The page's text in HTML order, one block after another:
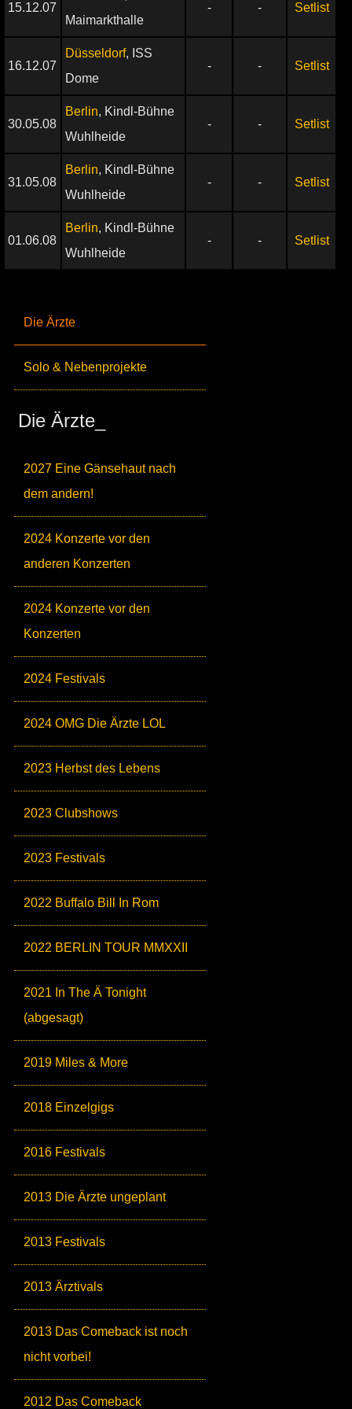
Die Ärzte
Solo & Nebenprojekte
Die Ärzte_
2027 Eine Gänsehaut nach
dem andern!
2024 Konzerte vor den
anderen Konzerten
2024 Konzerte vor den
Konzerten
2024 Festivals
2024 OMG Die Ärzte LOL
2023 Herbst des Lebens
2023 Clubshows
2023 Festivals
2022 Buffalo Bill In Rom
2022 BERLIN TOUR MMXXII
2021 In The Ä Tonight
(abgesagt)
2019 Miles & More
2018 Einzelgigs
2016 Festivals
2013 Die Ärzte ungeplant
2013 Festivals
2013 Ärztivals
2013 Das Comeback ist noch
nicht vorbei!
2012 Das Comeback
15.12.07
Maimarkthalle
- - Setlist
16.12.07
Düsseldorf, ISS
Dome
- - Setlist
30.05.08
Berlin, Kindl-Bühne
Wuhlheide
- - Setlist
31.05.08
Berlin, Kindl-Bühne
Wuhlheide
- - Setlist
01.06.08
Berlin, Kindl-Bühne
Wuhlheide
- - Setlist